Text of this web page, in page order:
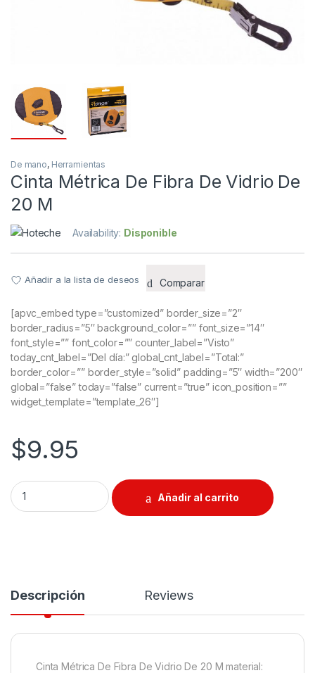
De mano, Herramientas
Cinta Métrica De Fibra De Vidrio De
20 M
Availability: Disponible
Añadir a la lista de deseos Comparar
[apvc_embed type=”customized” border_size=”2″
border_radius=”5″ background_color=”” font_size=”14″
font_style=”” font_color=”” counter_label=”Visto”
today_cnt_label=”Del día:” global_cnt_label=”Total:”
border_color=”” border_style=”solid” padding=”5″ width=”200″
global=”false” today=”false” current=”true” icon_position=””
widget_template=”template_26″]
$9.95
Cinta Métrica De Fibra De Vidrio De 20 M quantity
Añadir al carrito
Descripción Reviews
Cinta Métrica De Fibra De Vidrio De 20 M material: